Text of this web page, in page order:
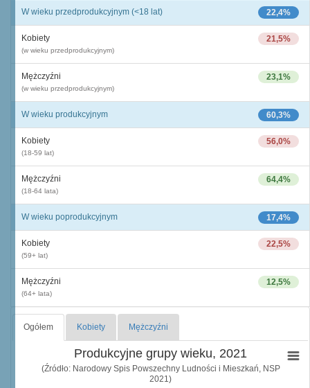
22,4%
W wieku przedprodukcyjnym (<18 lat)
21,5%
Kobiety
(w wieku przedprodukcyjnym)
23,1%
Mężczyźni
(w wieku przedprodukcyjnym)
60,3%
W wieku produkcyjnym
56,0%
Kobiety
(18-59 lat)
64,4%
Mężczyźni
(18-64 lata)
17,4%
W wieku poprodukcyjnym
22,5%
Kobiety
(59+ lat)
12,5%
Mężczyźni
(64+ lata)
Ogółem Kobiety Mężczyźni
Produkcyjne grupy wieku, 2021
(Źródło: Narodowy Spis Powszechny Ludności i Mieszkań, NSP
2021)